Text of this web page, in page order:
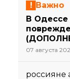
Важно
В Одессе
07 августа
россияне